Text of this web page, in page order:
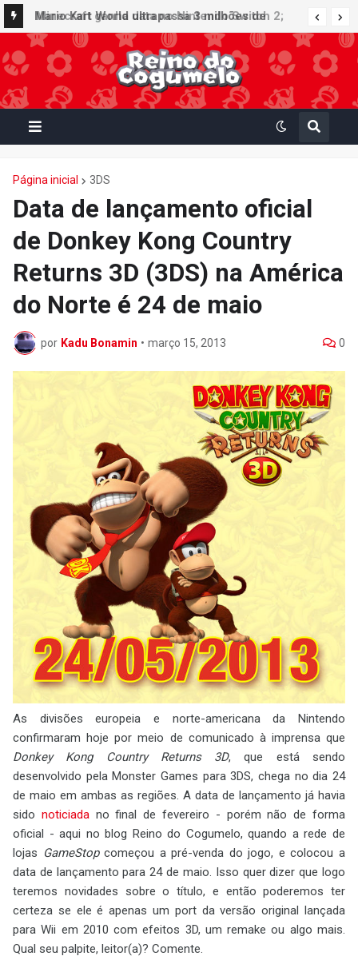
Minecraft ganha data no Nintendo Switch 2;
Super Mario Mash-Up receberá atualização
gráfica exclusiva
Página inicial 3DS
Data de lançamento oficial
de Donkey Kong Country
Returns 3D (3DS) na América
do Norte é 24 de maio
por Kadu Bonamin • março 15, 2013 0
As divisões europeia e norte-americana da Nintendo
confirmaram hoje por meio de comunicado à imprensa que
Donkey Kong Country Returns 3D, que está sendo
desenvolvido pela Monster Games para 3DS, chega no dia 24
de maio em ambas as regiões. A data de lançamento já havia
sido noticiadano final de fevereiro - porém não de forma
oficial - aqui no blog Reino do Cogumelo, quando a rede de
lojas GameStopcomeçou a pré-venda do jogo, e colocou a
data de lançamento para 24 de maio. Isso quer dizer que logo
teremos novidades sobre o título, e então poderemos ter
certeza se ele é apenas um port da versão original lançada
para Wii em 2010 com efeitos 3D, um remake ou algo mais.
Qual seu palpite, leitor(a)? Comente.